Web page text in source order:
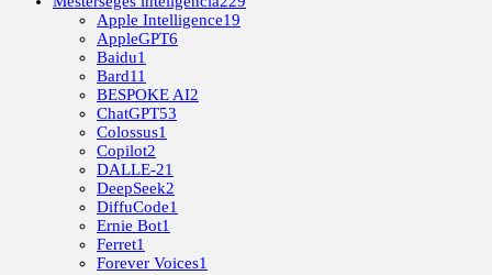
Apple Intelligence19
AppleGPT6
Baidu1
Bard11
BESPOKE AI2
ChatGPT53
Colossus1
Copilot2
DALLE-21
DeepSeek2
DiffuCode1
Ernie Bot1
Ferret1
Forever Voices1